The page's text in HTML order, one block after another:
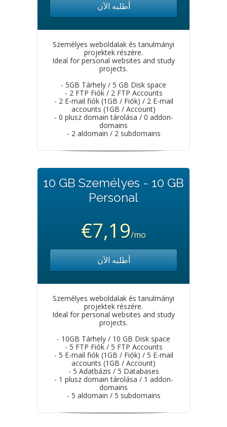
أطلبه الآن
Személyes weboldalak és tanulmányi
projektek részére.
Ideal for personal websites and study
projects.
- 5GB Tárhely / 5 GB Disk space
- 2 FTP Fiók / 2 FTP Accounts
- 2 E-mail fiók (1GB / Fiók) / 2 E-mail
accounts (1GB / Account)
- 0 plusz domain tárolása / 0 addon-
domains
- 2 aldomain / 2 subdomains
10 GB Személyes - 10 GB
Personal
€7,19/mo
أطلبه الآن
Személyes weboldalak és tanulmányi
projektek részére.
Ideal for personal websites and study
projects.
- 10GB Tárhely / 10 GB Disk space
- 5 FTP Fiók / 5 FTP Accounts
- 5 E-mail fiók (1GB / Fiók) / 5 E-mail
accounts (1GB / Account)
- 5 Adatbázis / 5 Databases
- 1 plusz domain tárolása / 1 addon-
domains
- 5 aldomain / 5 subdomains